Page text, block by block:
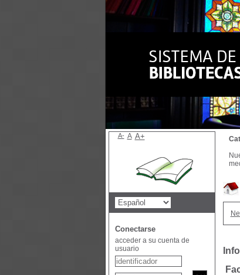
A- A A+
Conectarse
acceder a su cuenta de
usuario